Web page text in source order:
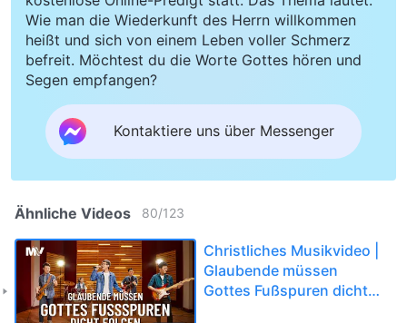
Wie man die Wiederkunft des Herrn willkommen
heißt und sich von einem Leben voller Schmerz
befreit. Möchtest du die Worte Gottes hören und
Segen empfangen?
Kontaktiere uns über Messenger
Ähnliche Videos 80/123
Christliches Musikvideo |
Glaubende müssen
Gottes Fußspuren dicht